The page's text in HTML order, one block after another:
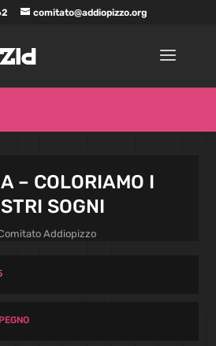
comitato@addiopizzo.org
– COLORIAMO I
SOGNI
Addiopizzo